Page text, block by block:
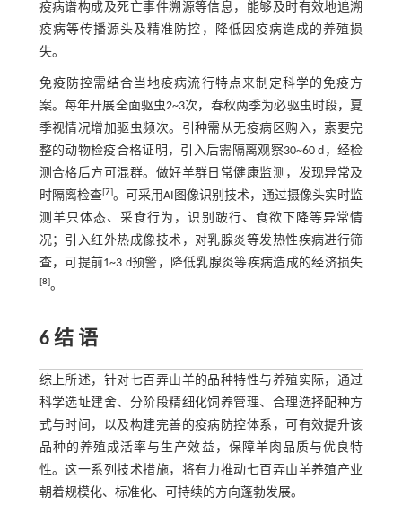
疫病谱构成及死亡事件溯源等信息，能够及时有效地追溯
疫病等传播源头及精准防控，降低因疫病造成的养殖损
失。
免疫防控需结合当地疫病流行特点来制定科学的免疫方
案。每年开展全面驱虫2~3次，春秋两季为必驱虫时段，夏
季视情况增加驱虫频次。引种需从无疫病区购入，索要完
整的动物检疫合格证明，引入后需隔离观察30~60 d，经检
测合格后方可混群。做好羊群日常健康监测，发现异常及
时隔离检查[7]。可采用AI图像识别技术，通过摄像头实时监
测羊只体态、采食行为，识别跛行、食欲下降等异常情
况；引入红外热成像技术，对乳腺炎等发热性疾病进行筛
查，可提前1~3 d预警，降低乳腺炎等疾病造成的经济损失
[8]。
6 结 语
综上所述，针对七百弄山羊的品种特性与养殖实际，通过
科学选址建舍、分阶段精细化饲养管理、合理选择配种方
式与时间，以及构建完善的疫病防控体系，可有效提升该
品种的养殖成活率与生产效益，保障羊肉品质与优良特
性。这一系列技术措施，将有力推动七百弄山羊养殖产业
朝着规模化、标准化、可持续的方向蓬勃发展。